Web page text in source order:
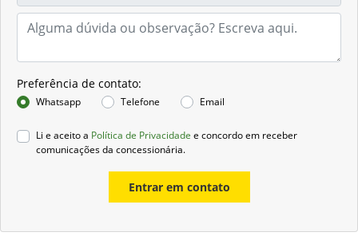
Preferência de contato:
Whatsapp Telefone Email
Li e aceito a Política de Privacidade e concordo em receber
comunicações da concessionária.
Entrar em contato